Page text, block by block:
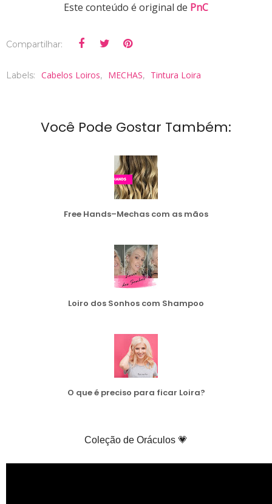
Este conteúdo é original de PnC
Compartilhar:
Labels: Cabelos Loiros, MECHAS, Tintura Loira
Você Pode Gostar Também:
Free Hands–Mechas com as mãos
Loiro dos Sonhos com Shampoo
O que é preciso para ficar Loira?
Coleção de Oráculos 💗